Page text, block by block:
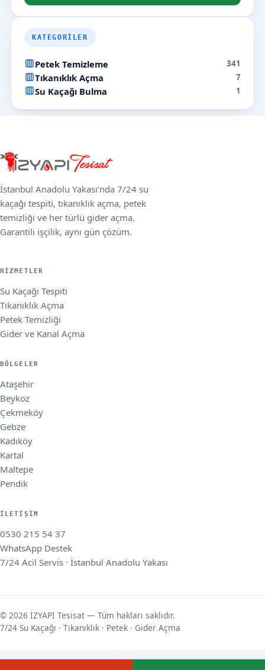
KATEGORILER
Petek Temizleme 341
Tıkanıklık Açma 7
Su Kaçağı Bulma 1
İstanbul Anadolu Yakası’nda 7/24 su
kaçağı tespiti, tıkanıklık açma, petek
temizliği ve her türlü gider açma.
Garantili işçilik, aynı gün çözüm.
HIZMETLER
Su Kaçağı Tespiti
Tıkanıklık Açma
Petek Temizliği
Gider ve Kanal Açma
BÖLGELER
Ataşehir
Beykoz
Çekmeköy
Gebze
Kadıköy
Kartal
Maltepe
Pendik
İLETIŞIM
0530 215 54 37
WhatsApp Destek
7/24 Acil Servis · İstanbul Anadolu Yakası
© 2026 İZYAPI Tesisat — Tüm hakları saklıdır.
7/24 Su Kaçağı · Tıkanıklık · Petek · Gider Açma